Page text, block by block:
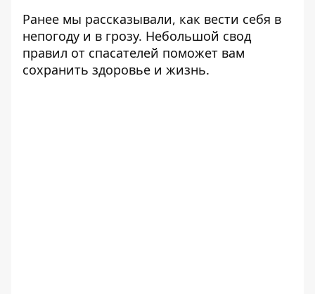
Ранее мы рассказывали, как вести себя в
непогоду и в грозу. Небольшой свод
правил от спасателей поможет вам
сохранить здоровье и жизнь.